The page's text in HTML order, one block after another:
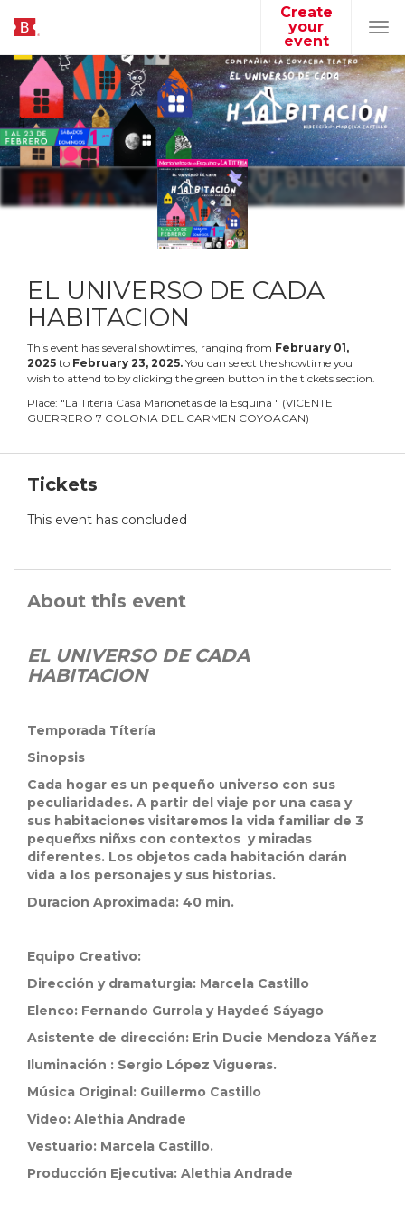
Create
your
event
EL UNIVERSO DE CADA
HABITACION
This event has several showtimes, ranging from February 01,
2025 to February 23, 2025. You can select the showtime you
wish to attend to by clicking the green button in the tickets section.
Place: "La Titeria Casa Marionetas de la Esquina " (VICENTE
GUERRERO 7 COLONIA DEL CARMEN COYOACAN)
Tickets
This event has concluded
About this event
EL UNIVERSO DE CADA
HABITACION
Temporada Títería
Sinopsis
Cada hogar es un pequeño universo con sus
peculiaridades. A partir del viaje por una casa y
sus habitaciones visitaremos la vida familiar de 3
pequeñxs niñxs con contextos y miradas
diferentes. Los objetos cada habitación darán
vida a los personajes y sus historias.
Duracion Aproximada: 40 min.
Equipo Creativo:
Dirección y dramaturgia: Marcela Castillo
Elenco: Fernando Gurrola y Haydeé Sáyago
Asistente de dirección: Erin Ducie Mendoza Yáñez
Iluminación : Sergio López Vigueras.
Música Original: Guillermo Castillo
Video: Alethia Andrade
Vestuario: Marcela Castillo.
Producción Ejecutiva: Alethia Andrade